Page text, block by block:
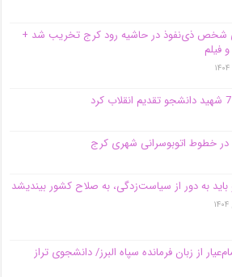
شخص ذی‌نفوذ در حاشیه‌ رود کرج تخریب شد +
فیلم
به دور از سیاست‌زدگی، به صلاح کشور بیندیشد
از زبان فرمانده سپاه البرز/ دانشجوی تراز